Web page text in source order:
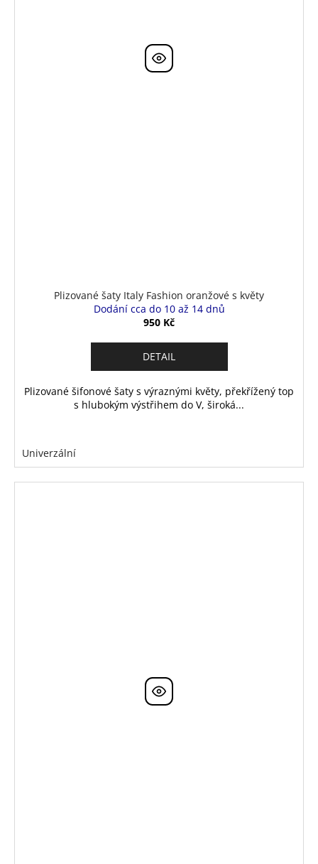
Plizované šaty Italy Fashion oranžové s květy
Dodání cca do 10 až 14 dnů
950 Kč
DETAIL
Plizované šifonové šaty s výraznými květy, překřížený top
s hlubokým výstřihem do V, široká...
Univerzální